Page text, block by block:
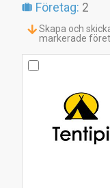
Företag: 2
Skapa och
markerade